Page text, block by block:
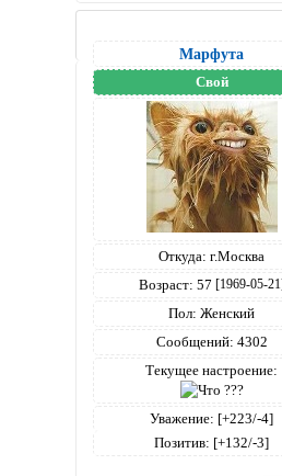
Марфута
Свой
Откуда: г.Москва
Возраст: 57 [1969-05-21]
Пол: Женский
Сообщений: 4302
Текущее настроение:
Уважение: [+223/-4]
Позитив: [+132/-3]